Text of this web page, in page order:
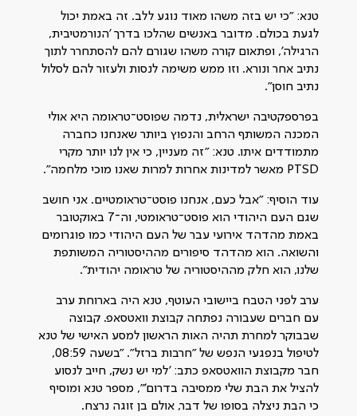
טנא: "כי יש בזה משהו מאוד נוגע ללב. זה באמת יכול
לגעת בכולם. מדובר באנשים שהלכו בדרך 'הנורמטיבית,
הרגילה', ופתאום קורה משהו שגורם להם להסתחרר לתוך
נתיב אחר ונורא. וזו ממש משימה לנסות ולעזור להם לסלול
נתיב חוסן".
בפרספקטיבה ישראלית, נדמה שפוסט־טראומה היא אולי
המכנה המשותף הרחב והנפוץ ביותר שאנחנו כחברה
מתמודדים איתו. טנא: "זה מעניין, כי אין לנו יותר מקרי
PTSD מאשר למדינות אחרות למרות שאנו מוכי מלחמה".
עוד הוסיף: "אבל כעם, אנחנו פוסט־טראומטיים. אני חושב
שגם העם היהודי הוא פוסט־טראומטי, וה־7 באוקטובר
באמת מהדהד אירועי עבר של העם היהודי כמו פוגרומים
והשואה. הוא מהדהד סיפורים מההיסטוריה המשותפת
שלנו, הוא חלק מההיסטוריה של טראומה יהודית".
ערב לפני הטבח ביישובי העוטף, טנא היה בארוחת ערב
עם חברים שעבורה נפתחה קבוצת וואטסאפ. קבוצה
שבבוקר למחרת תהיה האות הראשון למסע האישי של טנא
לטיפול בנפגעי הנפש של "חרבות ברזל". "בשעה 08:59,
חבר מקבוצת הוואטסאפ כתב: 'למי יש נשק, חייב לנסוע
להציל את הבת שלי ממסיבה בדרום'", מספר טנא ומוסיף
כי הבת ניצלה בסופו של דבר, אולם בן זוגה נרצח.